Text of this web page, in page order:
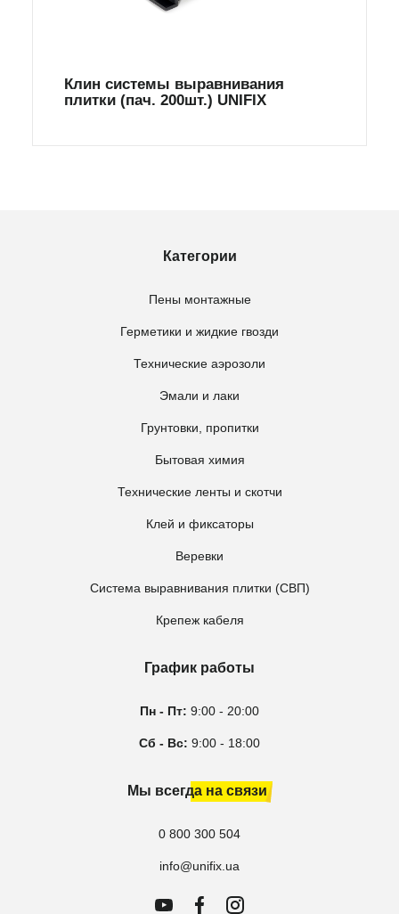
Клин системы выравнивания
плитки (пач. 200шт.) UNIFIX
Категории
Пены монтажные
Герметики и жидкие гвозди
Технические аэрозоли
Эмали и лаки
Грунтовки, пропитки
Бытовая химия
Технические ленты и скотчи
Клей и фиксаторы
Веревки
Система выравнивания плитки (СВП)
Крепеж кабеля
График работы
Пн - Пт: 9:00 - 20:00
Сб - Вс: 9:00 - 18:00
Мы всегда на связи
0 800 300 504
info@unifix.ua